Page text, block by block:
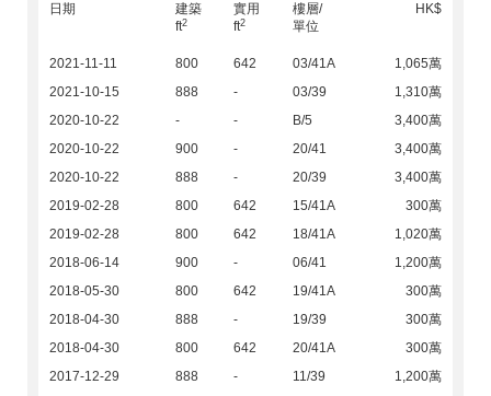
日期
建築
ft2
實用
ft2
樓層/
單位
HK$
2021-11-11 800 642 03/41A
1,065萬
2021-10-15
888 - 03/39
1,310萬
2020-10-22
- - B/5
3,400萬
2020-10-22
900 - 20/41
3,400萬
2020-10-22
888 - 20/39
3,400萬
2019-02-28
800 642 15/41A
300萬
2019-02-28
800 642 18/41A
1,020萬
2018-06-14
900 - 06/41
1,200萬
2018-05-30
800 642 19/41A
300萬
2018-04-30
888 - 19/39
300萬
2018-04-30
800 642 20/41A
300萬
2017-12-29
888 - 11/39
1,200萬